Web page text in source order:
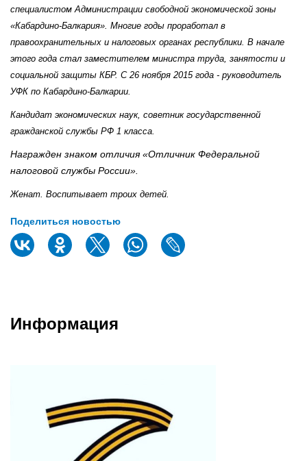
специалистом Администрации свободной экономической зоны
«Кабардино-Балкария». Многие годы проработал в
правоохранительных и налоговых органах республики. В начале
этого года стал заместителем министра труда, занятости и
социальной защиты КБР. С 26 ноября 2015 года - руководитель
УФК по Кабардино-Балкарии.
Кандидат экономических наук, советник государственной
гражданской службы РФ 1 класса.
Награжден знаком отличия «Отличник Федеральной
налоговой службы России».
Женат. Воспитывает троих детей.
Поделиться новостью
Информация